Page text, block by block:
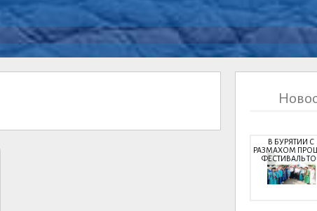
В БУРЯТИИ С
РАЗМАХОМ
ФЕСТИВАЛЬ